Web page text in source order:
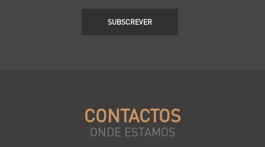
SUBSCREVER
CONTACTOS
ONDE ESTAMOS